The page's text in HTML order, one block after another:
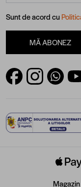
Sunt de acord cu
MĂ ABONEZ